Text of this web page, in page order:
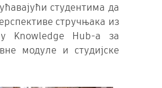
студентима да
стручњака из
Knowledge Hub-а за
модуле и студијске